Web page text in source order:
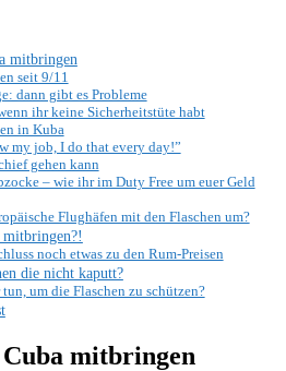
mitbringen
seit 9/11
dann gibt es Probleme
ihr keine Sicherheitstüte habt
in Kuba
my job, I do that every day!”
gehen kann
– wie ihr im Duty Free um euer Geld
Flughäfen mit den Flaschen um?
noch etwas zu den Rum-Preisen
die nicht kaputt?
um die Flaschen zu schützen?
mitbringen